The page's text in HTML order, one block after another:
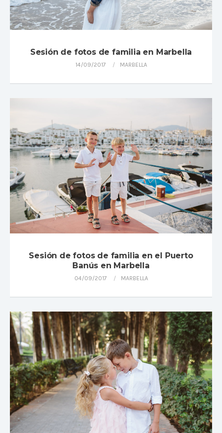
Sesión de fotos de familia en Marbella
14/09/2017 MARBELLA
Sesión de fotos de familia en el Puerto
Banús en Marbella
04/09/2017 MARBELLA